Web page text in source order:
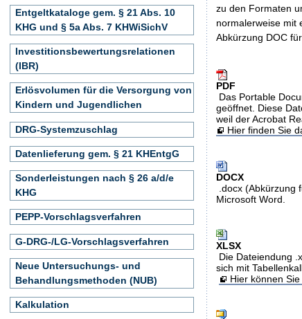
zu den Formaten
normalerweise mit
Abkürzung DOC
PDF
Das Portable
geöffnet. Diese
weil der Acrobat
Hier finden Sie
DOCX
.docx (Abkürzung
Microsoft Word.
XLSX
Die Dateiendung
sich mit
Hier können
Entgeltkataloge gem. § 21 Abs. 10
KHG und § 5a Abs. 7 KHWiSichV
Investitionsbewertungsrelationen
(IBR)
Erlösvolumen für die Versorgung von
Kindern und Jugendlichen
DRG-Systemzuschlag
Datenlieferung gem. § 21 KHEntgG
Sonderleistungen nach § 26 a/d/e
KHG
PEPP-Vorschlagsverfahren
G-DRG-/LG-Vorschlagsverfahren
Neue Untersuchungs- und
Behandlungsmethoden (NUB)
Kalkulation